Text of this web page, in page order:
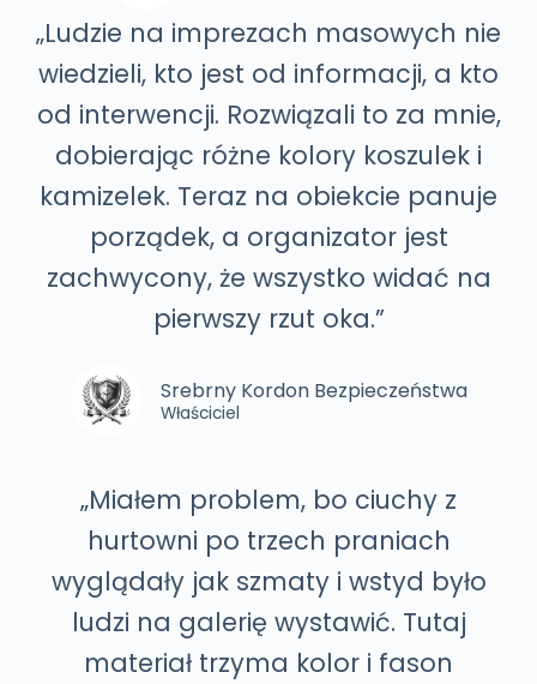
„Ludzie na imprezach masowych nie
wiedzieli, kto jest od informacji, a kto
od interwencji. Rozwiązali to za mnie,
dobierając różne kolory koszulek i
kamizelek. Teraz na obiekcie panuje
porządek, a organizator jest
zachwycony, że wszystko widać na
pierwszy rzut oka.”
Srebrny Kordon Bezpieczeństwa
Właściciel
„Miałem problem, bo ciuchy z
hurtowni po trzech praniach
wyglądały jak szmaty i wstyd było
ludzi na galerię wystawić. Tutaj
materiał trzyma kolor i fason